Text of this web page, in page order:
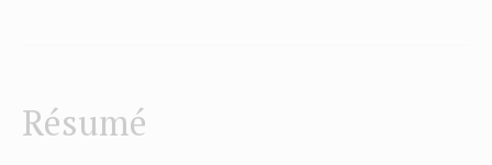
Résumé